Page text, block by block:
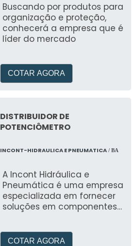
Buscando por produtos para
organização e proteção,
conhecerá a empresa que é
líder do mercado
COTAR AGORA
DISTRIBUIDOR DE
POTENCIÔMETRO
INCONT-HIDRAULICA E PNEUMATICA/ BA
A Incont Hidráulica e
Pneumática é uma empresa
especializada em fornecer
soluções em componentes
COTAR AGORA